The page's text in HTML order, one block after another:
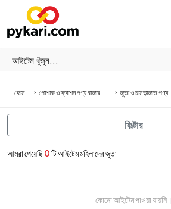
হোম পোশাক ও ফ্যাশন পণ্য বাজার জুতা ও চামড়াজাত পণ্য
আমরা পেয়েছি0টি আইটেম মহিলাদের জুতা
কোনো আইটেম পাওয়া যায়নি।
ফিল্টার